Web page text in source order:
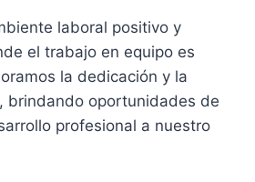
laboral positivo y
el trabajo en equipo es
la dedicación y la
brindando oportunidades de
profesional a nuestro